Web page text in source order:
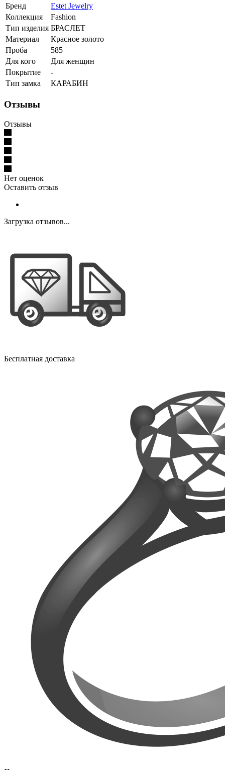
Бренд
Estet Jewelry
Коллекция
Fashion
Тип изделия БРАСЛЕТ
Материал
Красное золото
Проба
585
Для кого
Для женщин
Покрытие
-
Тип замка
КАРАБИН
Отзывы
Отзывы
Нет оценок
Оставить отзыв
Загрузка отзывов...
Бесплатная доставка